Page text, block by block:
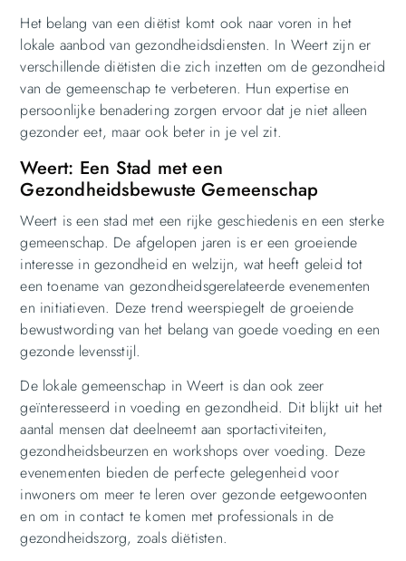
Het belang van een diëtist komt ook naar voren in het
lokale aanbod van gezondheidsdiensten. In Weert zijn er
verschillende diëtisten die zich inzetten om de gezondheid
van de gemeenschap te verbeteren. Hun expertise en
persoonlijke benadering zorgen ervoor dat je niet alleen
gezonder eet, maar ook beter in je vel zit.
Weert: Een Stad met een
Gezondheidsbewuste Gemeenschap
Weert is een stad met een rijke geschiedenis en een sterke
gemeenschap. De afgelopen jaren is er een groeiende
interesse in gezondheid en welzijn, wat heeft geleid tot
een toename van gezondheidsgerelateerde evenementen
en initiatieven. Deze trend weerspiegelt de groeiende
bewustwording van het belang van goede voeding en een
gezonde levensstijl.
De lokale gemeenschap in Weert is dan ook zeer
geïnteresseerd in voeding en gezondheid. Dit blijkt uit het
aantal mensen dat deelneemt aan sportactiviteiten,
gezondheidsbeurzen en workshops over voeding. Deze
evenementen bieden de perfecte gelegenheid voor
inwoners om meer te leren over gezonde eetgewoonten
en om in contact te komen met professionals in de
gezondheidszorg, zoals diëtisten.